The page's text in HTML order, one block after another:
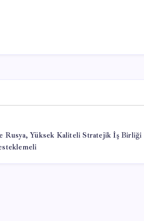
Rusya, Yüksek Kaliteli Stratejik İş Birliği